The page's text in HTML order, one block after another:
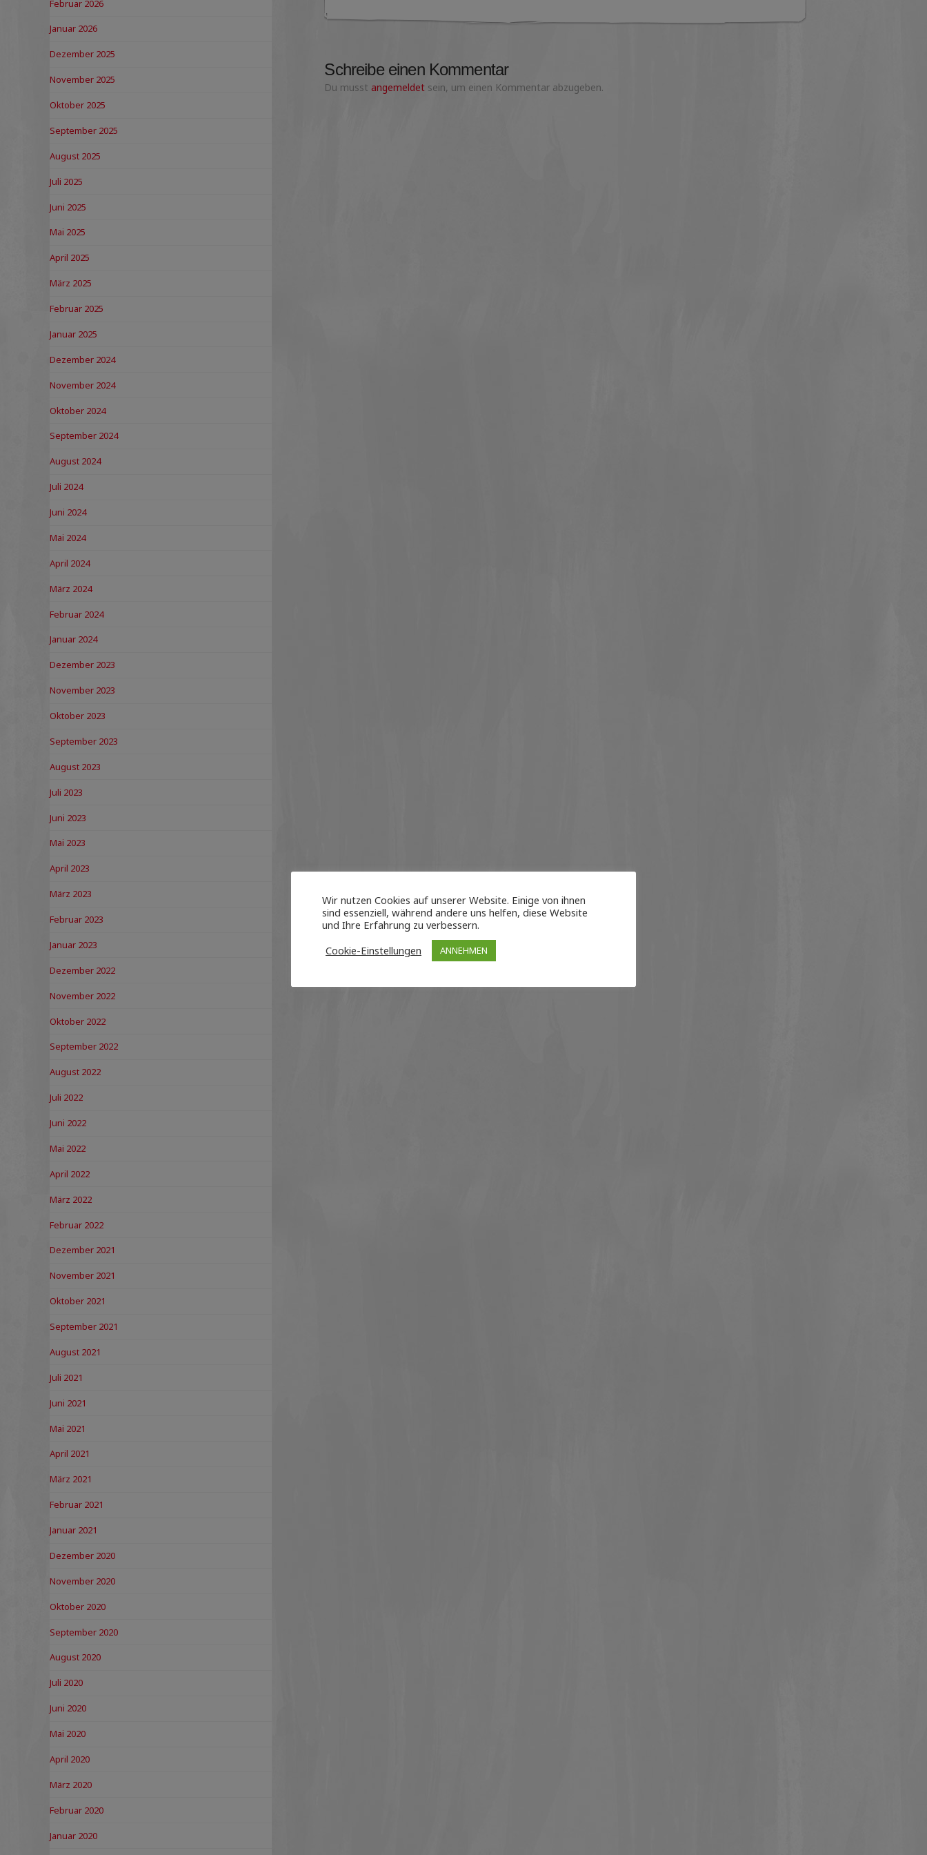
Schreibe einen Kommentar
Du musst angemeldet sein, um einen Kommentar abzugeben.
Februar 2026
Januar 2026
Dezember 2025
November 2025
Oktober 2025
September 2025
August 2025
Juli 2025
Juni 2025
Mai 2025
April 2025
März 2025
Februar 2025
Januar 2025
Dezember 2024
November 2024
Oktober 2024
September 2024
August 2024
Juli 2024
Juni 2024
Mai 2024
April 2024
März 2024
Februar 2024
Januar 2024
Dezember 2023
November 2023
Oktober 2023
September 2023
August 2023
Juli 2023
Juni 2023
Mai 2023
April 2023
März 2023
Februar 2023
Januar 2023
Dezember 2022
November 2022
Oktober 2022
September 2022
August 2022
Juli 2022
Juni 2022
Mai 2022
April 2022
März 2022
Februar 2022
Dezember 2021
November 2021
Oktober 2021
September 2021
August 2021
Juli 2021
Juni 2021
Mai 2021
April 2021
März 2021
Februar 2021
Januar 2021
Dezember 2020
November 2020
Oktober 2020
September 2020
August 2020
Juli 2020
Juni 2020
Mai 2020
April 2020
März 2020
Februar 2020
Januar 2020
Wir nutzen Cookies auf unserer Website. Einige von ihnen
sind essenziell, während andere uns helfen, diese Website
und Ihre Erfahrung zu verbessern.
Cookie-Einstellungen
ANNEHMEN